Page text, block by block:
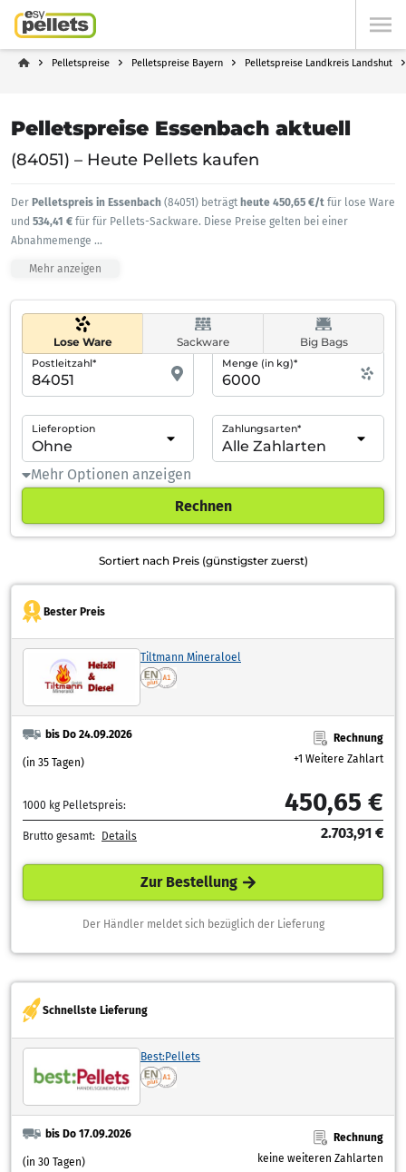
Pelletspreise Pelletspreise Bayern Pelletspreise Landkreis Landshut
Pelletspreise Essenbach aktuell
(84051) – Heute Pellets kaufen
Der Pelletspreis in Essenbach (84051) beträgt heute 450,65 €/t für lose Ware
und 534,41 € für für Pellets-Sackware. Diese Preise gelten bei einer
Abnahmemenge ...
Mehr anzeigen
Lose Ware Sackware Big Bags
Postleitzahl* Menge (in kg)*
Lieferoption Zahlungsarten*
Mehr Optionen anzeigen
Rechnen
Sortiert nach Preis (günstigster zuerst)
Bester Preis
Tiltmann Mineraloel
bis Do 24.09.2026
(in 35 Tagen)
Rechnung
+1 Weitere Zahlart
1000 kg Pelletspreis: 450,65 €
Brutto gesamt: Details 2.703,91 €
Zur Bestellung
Der Händler meldet sich bezüglich der Lieferung
Schnellste Lieferung
Best:Pellets
bis Do 17.09.2026
(in 30 Tagen)
Rechnung
keine weiteren Zahlarten